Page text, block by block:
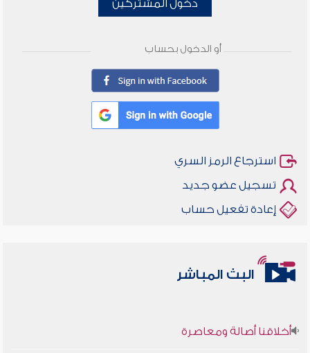
دخول المشتركين
أو الدخول بحساب
استرجاع الرمز السري
تسجيل عضو جديد
إعادة تفعيل حساب
البث المباشر
أخلاقنا أصالة ومعاصرة